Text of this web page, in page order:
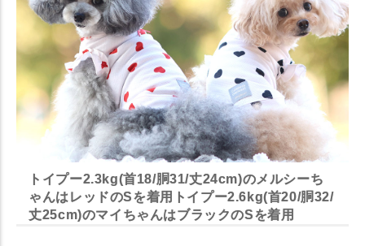
トイプー2.3kg(首18/胴31/丈24cm)のメルシーち
ゃんはレッドのSを着用トイプー2.6kg(首20/胴32/
丈25cm)のマイちゃんはブラックのSを着用